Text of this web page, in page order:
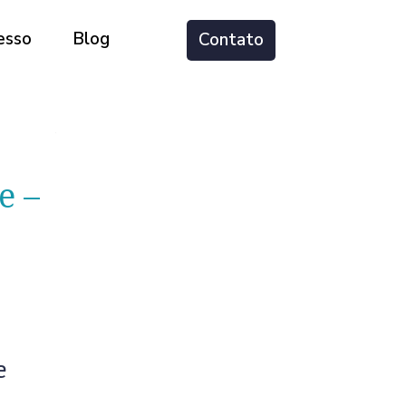
Blog Contato
–